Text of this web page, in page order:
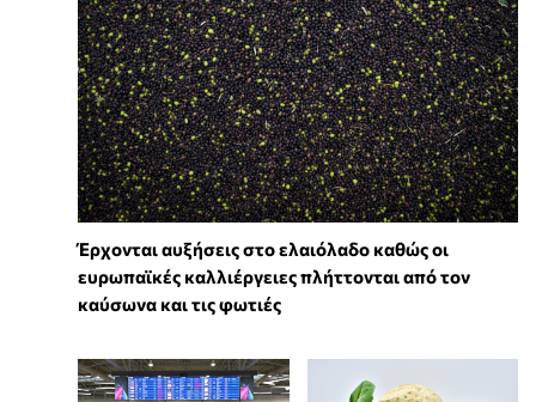
Έρχονται αυξήσεις στο ελαιόλαδο καθώς οι
ευρωπαϊκές καλλιέργειες πλήττονται από τον
καύσωνα και τις φωτιές